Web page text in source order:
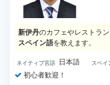
新伊丹のカフェやレストラ
スペイン語を教えます。
ネイティブ言語 日本語 スペイ
初心者歓迎！